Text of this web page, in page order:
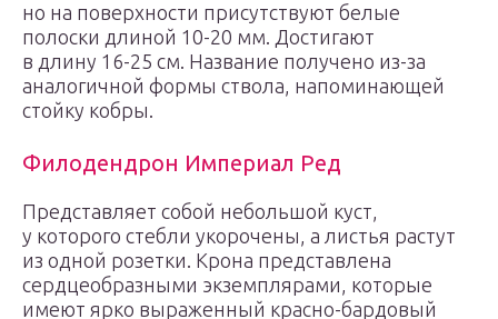
но на поверхности присутствуют белые
полоски длиной 10-20 мм. Достигают
в длину 16-25 см. Название получено из-за
аналогичной формы ствола, напоминающей
стойку кобры.
Филодендрон Империал Ред
Представляет собой небольшой куст,
у которого стебли укорочены, а листья растут
из одной розетки. Крона представлена
сердцеобразными экземплярами, которые
имеют ярко выраженный красно-бардовый